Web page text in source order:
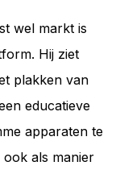
wel markt is
Hij ziet
plakken van
educatieve
apparaten te
als manier